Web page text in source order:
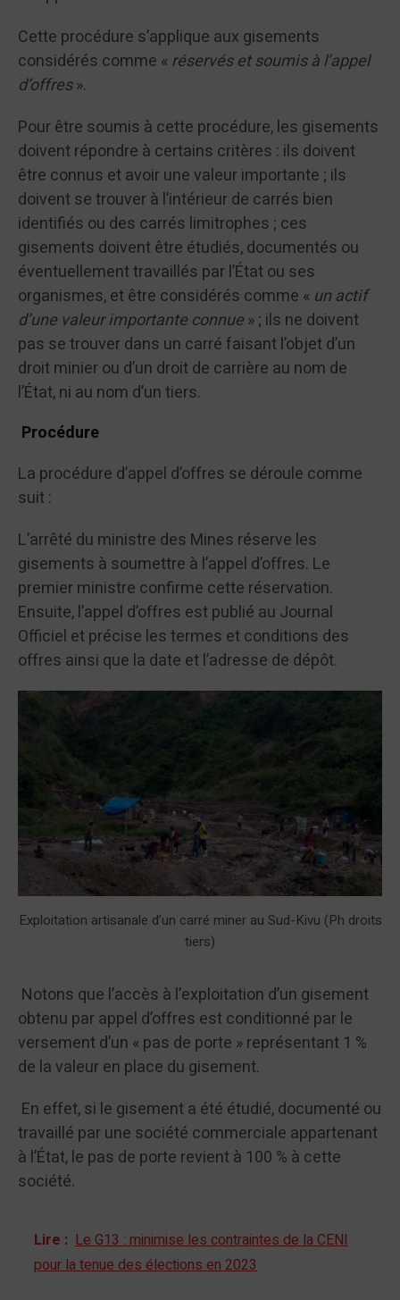
Cette procédure s’applique aux gisements
considérés comme « réservés et soumis à l’appel
d’offres».
Pour être soumis à cette procédure, les gisements
doivent répondre à certains critères : ils doivent
être connus et avoir une valeur importante ; ils
doivent se trouver à l’intérieur de carrés bien
identifiés ou des carrés limitrophes ; ces
gisements doivent être étudiés, documentés ou
éventuellement travaillés par l’État ou ses
organismes, et être considérés comme « un actif
d’une valeur importante connue» ; ils ne doivent
pas se trouver dans un carré faisant l’objet d’un
droit minier ou d’un droit de carrière au nom de
l’État, ni au nom d’un tiers.
Procédure
La procédure d’appel d’offres se déroule comme
suit :
L’arrêté du ministre des Mines réserve les
gisements à soumettre à l’appel d’offres. Le
premier ministre confirme cette réservation.
Ensuite, l’appel d’offres est publié au Journal
Officiel et précise les termes et conditions des
offres ainsi que la date et l’adresse de dépôt.
Exploitation artisanale d’un carré miner au Sud-Kivu (Ph droits
tiers)
Notons que l’accès à l’exploitation d’un gisement
obtenu par appel d’offres est conditionné par le
versement d’un « pas de porte » représentant 1 %
de la valeur en place du gisement.
En effet, si le gisement a été étudié, documenté ou
travaillé par une société commerciale appartenant
à l’État, le pas de porte revient à 100 % à cette
société.
Lire : Le G13 : minimise les contraintes de la CENI
pour la tenue des élections en 2023